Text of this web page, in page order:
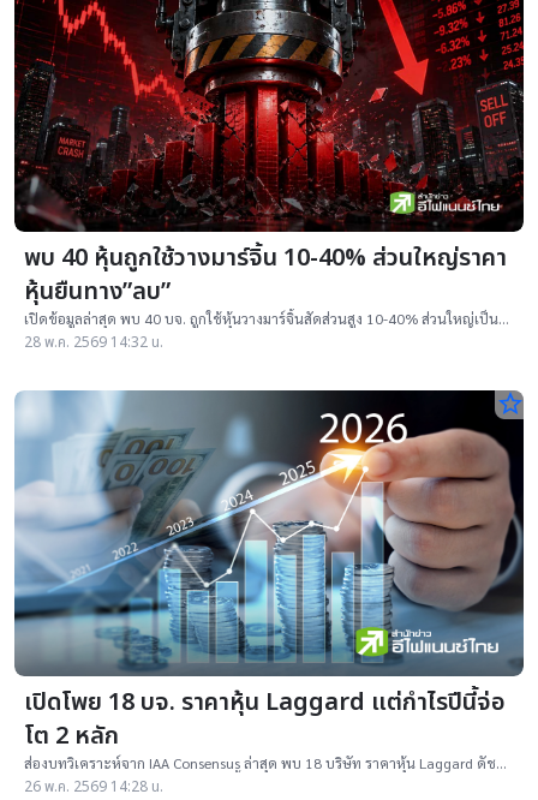
พบ 40 หุ้นถูกใช้วางมาร์จิ้น 10-40% ส่วนใหญ่ราคา
หุ้นยืนทาง”ลบ”
เปิดข้อมูลล่าสุด พบ 40 บจ. ถูกใช้หุ้นวางมาร์จิ้นสัดส่วนสูง 10-40% ส่วนใหญ่เป็น
หุ้นขนาดกลาง กลุ่มอสังหาฯติดโผเพียบ
28 พ.ค. 2569 14:32 น.
star_border
เปิดโพย 18 บจ. ราคาหุ้น Laggard แต่กำไรปีนี้จ่อ
โต 2 หลัก
ส่องบทวิเคราะห์จาก IAA Consensus ล่าสุด พบ 18 บริษัท ราคาหุ้น Laggard ดัชนี
หุ้นไทย แต่ถูกโบรกเกอร์คาดกำไรปีนี้โตแรง 10 - 239%
26 พ.ค. 2569 14:28 น.